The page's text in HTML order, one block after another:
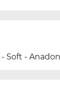
Soft -